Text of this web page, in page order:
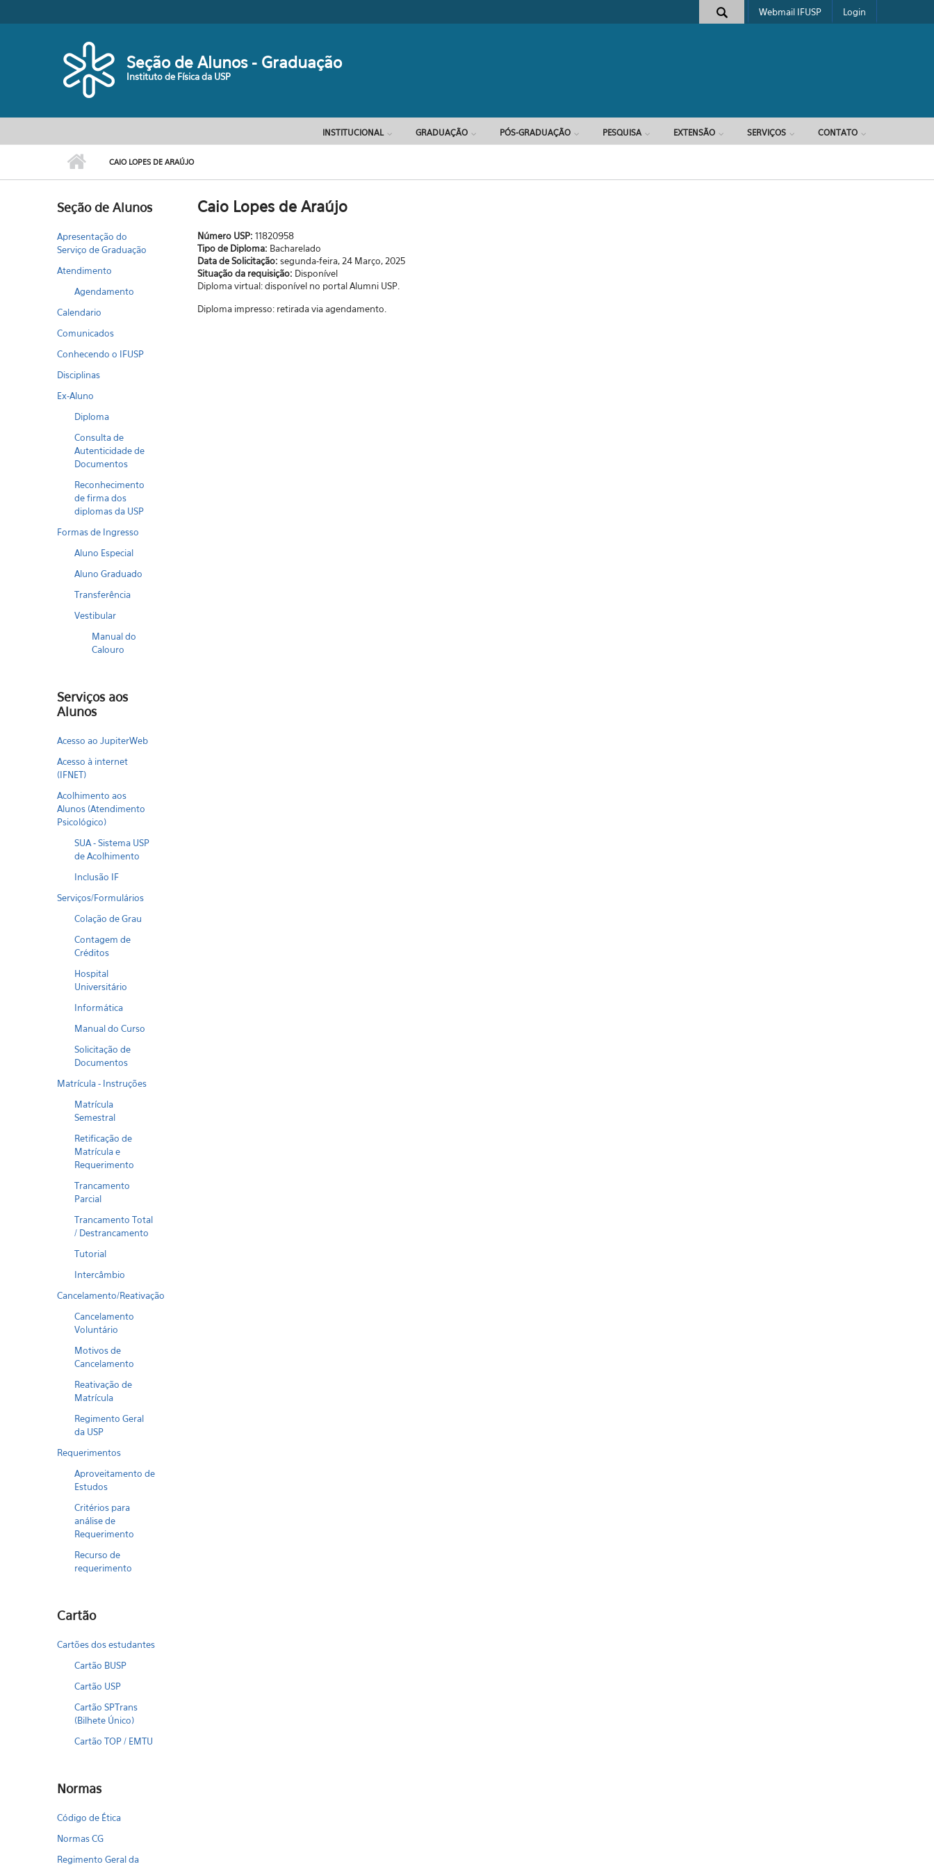
Formulário de busca
Webmail IFUSP Login
Seção de Alunos - Graduação
Instituto de Física da USP
INSTITUCIONAL GRADUAÇÃO PÓS-GRADUAÇÃO PESQUISA EXTENSÃO SERVIÇOS CONTATO
CAIO LOPES DE ARAÚJO
Seção de Alunos
Apresentação do
Serviço de Graduação
Atendimento
Agendamento
Calendario
Comunicados
Conhecendo o IFUSP
Disciplinas
Ex-Aluno
Diploma
Consulta de
Autenticidade de
Documentos
Reconhecimento
de firma dos
diplomas da USP
Formas de Ingresso
Aluno Especial
Aluno Graduado
Transferência
Vestibular
Manual do
Calouro
Serviços aos
Alunos
Acesso ao JupiterWeb
Acesso à internet
(IFNET)
Acolhimento aos
Alunos (Atendimento
Psicológico)
SUA - Sistema USP
de Acolhimento
Inclusão IF
Serviços/Formulários
Colação de Grau
Contagem de
Créditos
Hospital
Universitário
Informática
Manual do Curso
Solicitação de
Documentos
Matrícula - Instruções
Matrícula
Semestral
Retificação de
Matrícula e
Requerimento
Trancamento
Parcial
Trancamento Total
/ Destrancamento
Tutorial
Intercâmbio
Cancelamento/Reativação
Cancelamento
Voluntário
Motivos de
Cancelamento
Reativação de
Matrícula
Regimento Geral
da USP
Requerimentos
Aproveitamento de
Estudos
Critérios para
análise de
Requerimento
Recurso de
requerimento
Cartão
Cartões dos estudantes
Cartão BUSP
Cartão USP
Cartão SPTrans
(Bilhete Único)
Cartão TOP / EMTU
Normas
Código de Ética
Normas CG
Regimento Geral da
Caio Lopes de Araújo
Número USP: 11820958
Tipo de Diploma: Bacharelado
Data de Solicitação: segunda-feira, 24 Março, 2025
Situação da requisição: Disponível
Diploma virtual: disponível no portal Alumni USP.
Diploma impresso: retirada via agendamento.